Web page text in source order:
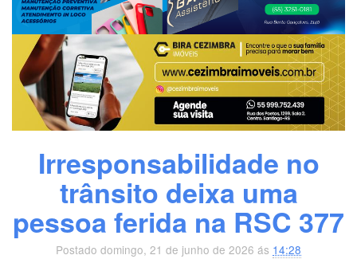
Irresponsabilidade no
trânsito deixa uma
pessoa ferida na RSC 377
Postado domingo, 21 de junho de 2026 ás 14:28